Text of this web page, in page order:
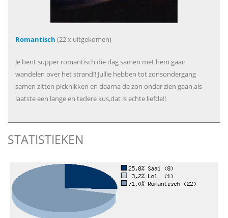
Romantisch (22 x uitgekomen)
Je bent supper romantisch die dag samen met hem gaan
wandelen over het strand!! Jullie hebben tot zonsondergang
samen zitten picknikken en daarna de zon onder zien gaan,als
laatste een lange en tedere kus,dat is echte liefde!!
STATISTIEKEN